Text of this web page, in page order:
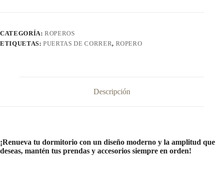
CATEGORÍA:ROPEROS
ETIQUETAS:PUERTAS DE CORRER, ROPERO
Descripción
¡Renueva tu dormitorio con un diseño moderno y la amplitud que
deseas, mantén tus prendas y accesorios siempre en orden!